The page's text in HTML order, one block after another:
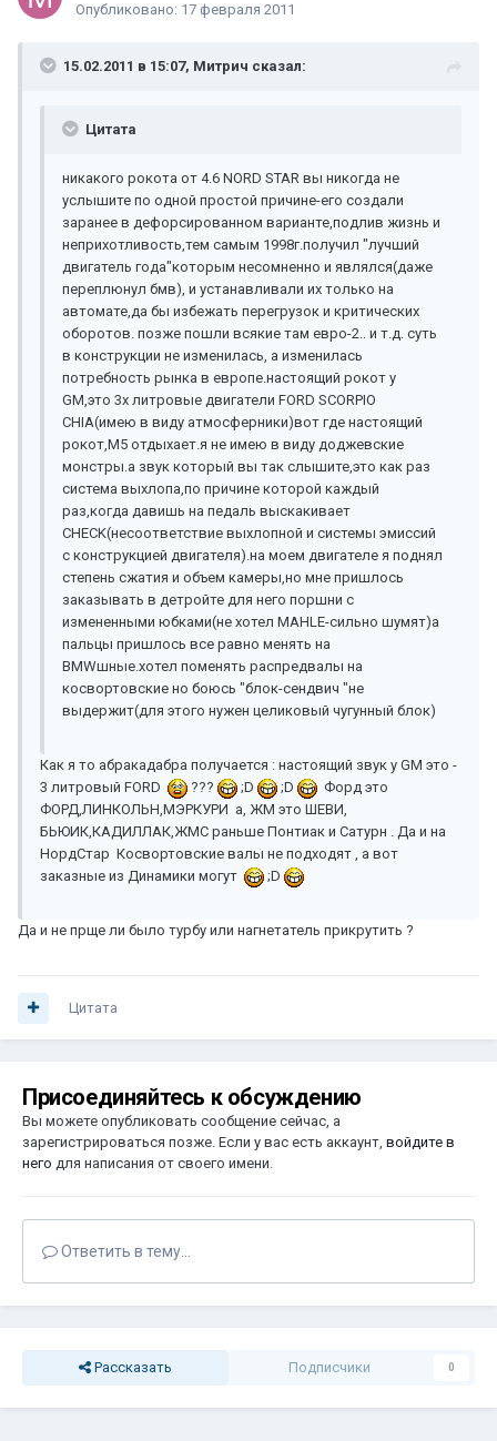
Опубликовано: 17 февраля 2011
15.02.2011 в 15:07, Митрич сказал:
Цитата
никакого рокота от 4.6 NORD STAR вы никогда не
услышите по одной простой причине-его создали
заранее в дефорсированном варианте,подлив жизнь и
неприхотливость,тем самым 1998г.получил "лучший
двигатель года"которым несомненно и являлся(даже
переплюнул бмв), и устанавливали их только на
автомате,да бы избежать перегрузок и критических
оборотов. позже пошли всякие там евро-2.. и т.д. суть
в конструкции не изменилась, а изменилась
потребность рынка в европе.настоящий рокот у
GM,это 3х литровые двигатели FORD SCORPIO
CHIA(имею в виду атмосферники)вот где настоящий
рокот,М5 отдыхает.я не имею в виду доджевские
монстры.а звук который вы так слышите,это как раз
система выхлопа,по причине которой каждый
раз,когда давишь на педаль выскакивает
CHECK(несоответствие выхлопной и системы эмиссий
с конструкцией двигателя).на моем двигателе я поднял
степень сжатия и объем камеры,но мне пришлось
заказывать в детройте для него поршни с
измененными юбками(не хотел MAHLE-сильно шумят)а
пальцы пришлось все равно менять на
BMWшные.хотел поменять распредвалы на
косвортовские но боюсь "блок-сендвич "не
выдержит(для этого нужен целиковый чугунный блок)
Как я то абракадабра получается : настоящий звук у GM это -
3 литровый FORD
??? ;D ;D
Форд это
ФОРД,ЛИНКОЛЬН,МЭРКУРИ а, ЖМ это ШЕВИ,
БЬЮИК,КАДИЛЛАК,ЖМС раньше Понтиак и Сатурн . Да и на
НордСтар Косвортовские валы не подходят , а вот
заказные из Динамики могут
;D
Да и не прще ли было турбу или нагнетатель прикрутить ?
Цитата
Присоединяйтесь к обсуждению
Вы можете опубликовать сообщение сейчас, а
зарегистрироваться позже. Если у вас есть аккаунт, войдите в
него для написания от своего имени.
Ответить в тему...
Рассказать Подписчики 0